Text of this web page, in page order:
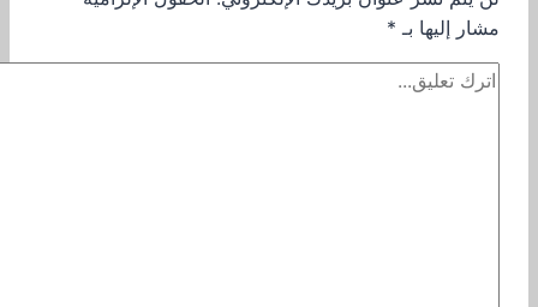
مشار إليها بـ *